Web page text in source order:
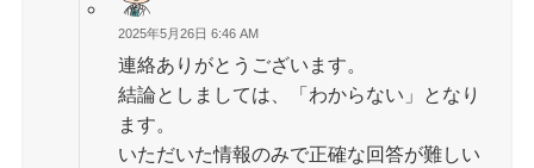
2025年5月26日 6:46 AM
連絡ありがとうございます。
結論としましては、「わからない」となり
ます。
いただいた情報のみで正確な回答が難しい